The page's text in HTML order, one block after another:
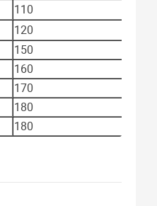
110
120
150
160
170
180
180